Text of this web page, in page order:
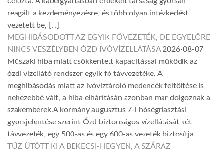
reagált a kezdeményezésre, és több olyan intézkedést
vezetett be, […]
MEGHIBÁSODOTT AZ EGYIK FŐVEZETÉK, DE EGYELŐRE
NINCS VESZÉLYBEN ÓZD IVÓVÍZELLÁTÁSA 2026-08-07
Műszaki hiba miatt csökkentett kapacitással működik az
ózdi vízellátó rendszer egyik fő távvezetéke. A
meghibásodás miatt az ivóvíztároló medencék feltöltése is
nehezebbé vált, a hiba elhárításán azonban már dolgoznak a
szakemberek.A kormány augusztus 7-i hőségriasztási
gyorsjelentése szerint Ózd biztonságos vízellátását két
távvezeték, egy 500-as és egy 600-as vezeték biztosítja.
TŰZ ÜTÖTT KI A BEKECSI-HEGYEN, A SZÁRAZ